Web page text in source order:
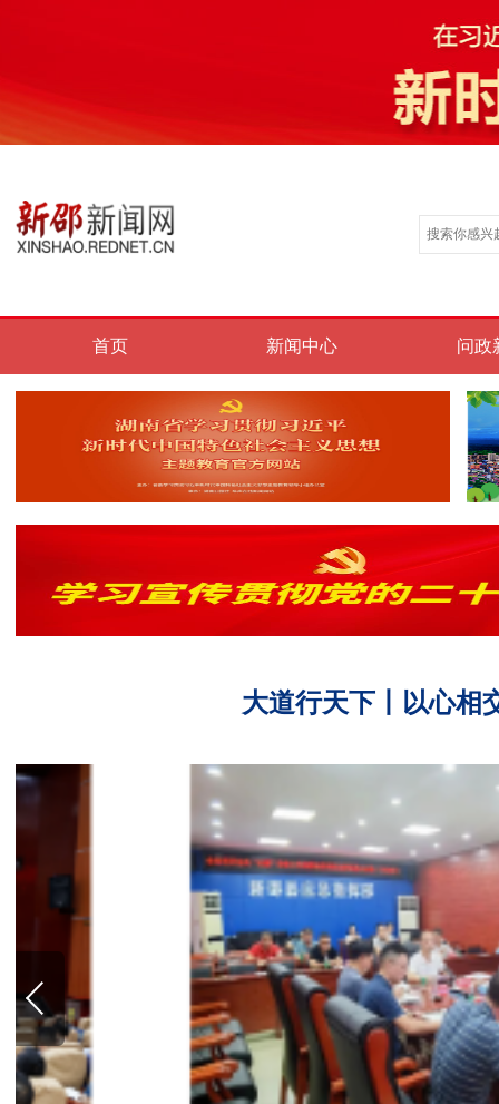
首页 新闻中心 问政
大道行天下丨以心